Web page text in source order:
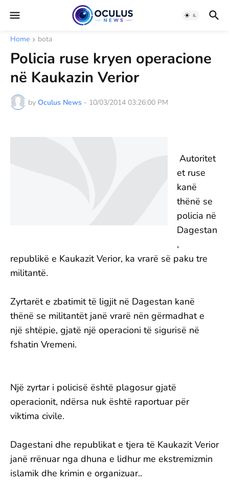
Home bota
Policia ruse kryen operacione
në Kaukazin Verior
by Oculus News - 10/03/2014 03:26:00 PM
Autoritet
et ruse
kanë
thënë se
policia në
Dagestan
,
republikë e Kaukazit Verior, ka vrarë së paku tre
militantë.
Zyrtarët e zbatimit të ligjit në Dagestan kanë
thënë se militantët janë vrarë nën gërmadhat e
një shtëpie, gjatë një operacioni të sigurisë në
fshatin Vremeni.
Një zyrtar i policisë është plagosur gjatë
operacionit, ndërsa nuk është raportuar për
viktima civile.
Dagestani dhe republikat e tjera të Kaukazit Verior
janë rrënuar nga dhuna e lidhur me ekstremizmin
islamik dhe krimin e organizuar..